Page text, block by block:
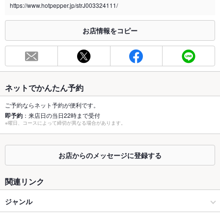
※2020年4月1日～受動喫煙対策に関する法律が施行されています。正しい情報はお店へお問い
総席数 40席(最大人数は若干の前後あります。)
最大宴会収
40人(最大人数は若干の前後あります。)
個室 あり
座敷 なし ：申し訳ございません。ご用意がございません
掘りごたつ なし ：申し訳ございません。ご用意がございません
ソファー
テラス席
https://www.hotpepper.jp/strJ003324111/
お店情報をコピー
ネットでかんたん予約
ご予約ならネット予約が便利です。
即予約 ：来店日の当日22時まで受付
※曜日、コースによって締切が異なる場合があります。
お店からのメッセージに登録する
関連リンク
ジャンル